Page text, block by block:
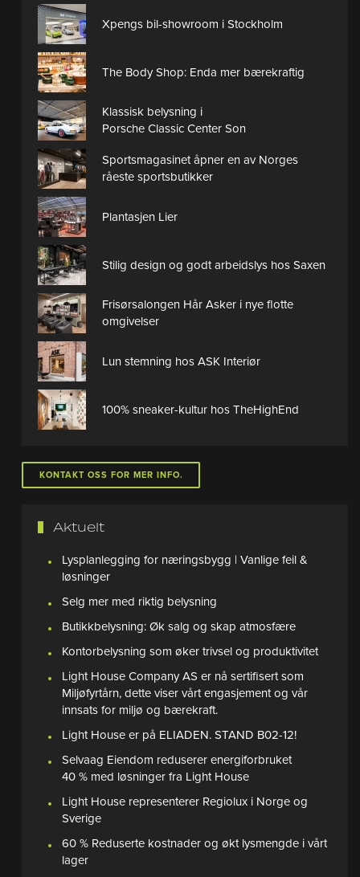
Xpengs bil-showroom i Stockholm
The Body Shop: Enda mer bærekraftig
Klassisk belysning i
Porsche Classic Center Son
Sportsmagasinet åpner en av Norges
råeste sportsbutikker
Plantasjen Lier
Stilig design og godt arbeidslys hos Saxen
Frisørsalongen Hår Asker i nye flotte
omgivelser
Lun stemning hos ASK Interiør
100% sneaker-kultur hos TheHighEnd
KONTAKT OSS FOR MER INFO.
Aktuelt
Lysplanlegging for næringsbygg | Vanlige feil &
løsninger
Selg mer med riktig belysning
Butikkbelysning: Øk salg og skap atmosfære
Kontorbelysning som øker trivsel og produktivitet
Light House Company AS er nå sertifisert som
Miljøfyrtårn, dette viser vårt engasjement og vår
innsats for miljø og bærekraft.
Light House er på ELIADEN. STAND B02-12!
Selvaag Eiendom reduserer energiforbruket
40 % med løsninger fra Light House
Light House representerer Regiolux i Norge og
Sverige
60 % Reduserte kostnader og økt lysmengde i vårt
lager